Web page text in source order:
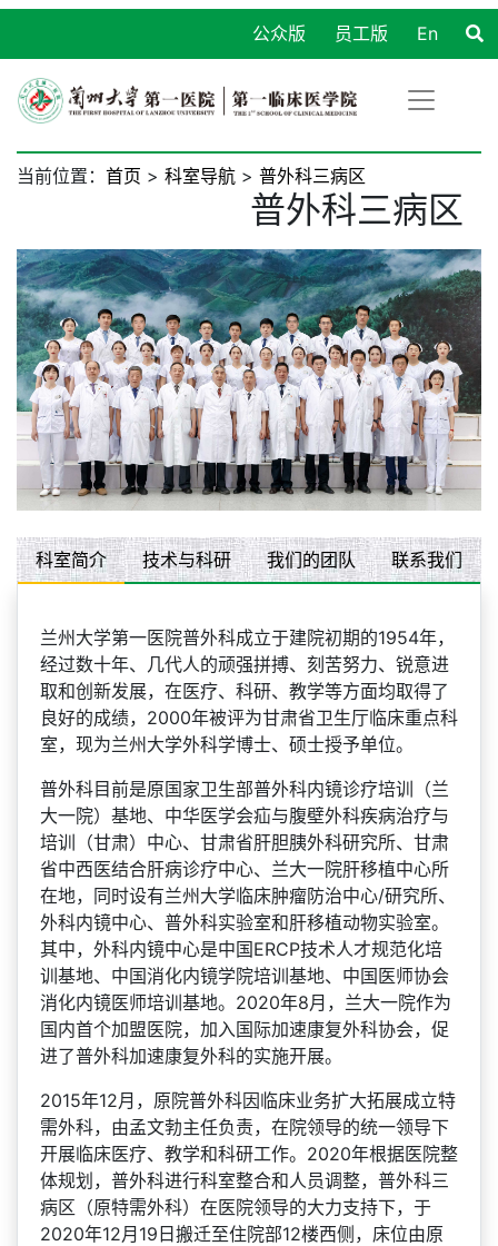
En
员工版
公众版
当前位置： 首页 > 科室导航 > 普外科三病区
普外科三病区
科室简介 技术与科研 我们的团队 联系我们
兰州大学第一医院普外科成立于建院初期的1954年，
经过数十年、几代人的顽强拼搏、刻苦努力、锐意进
取和创新发展，在医疗、科研、教学等方面均取得了
良好的成绩，2000年被评为甘肃省卫生厅临床重点科
室，现为兰州大学外科学博士、硕士授予单位。
普外科目前是原国家卫生部普外科内镜诊疗培训（兰
大一院）基地、中华医学会疝与腹壁外科疾病治疗与
培训（甘肃）中心、甘肃省肝胆胰外科研究所、甘肃
省中西医结合肝病诊疗中心、兰大一院肝移植中心所
在地，同时设有兰州大学临床肿瘤防治中心/研究所、
外科内镜中心、普外科实验室和肝移植动物实验室。
其中，外科内镜中心是中国ERCP技术人才规范化培
训基地、中国消化内镜学院培训基地、中国医师协会
消化内镜医师培训基地。2020年8月，兰大一院作为
国内首个加盟医院，加入国际加速康复外科协会，促
进了普外科加速康复外科的实施开展。
2015年12月，原院普外科因临床业务扩大拓展成立特
需外科，由孟文勃主任负责，在院领导的统一领导下
开展临床医疗、教学和科研工作。2020年根据医院整
体规划，普外科进行科室整合和人员调整，普外科三
病区（原特需外科）在医院领导的大力支持下，于
2020年12月19日搬迁至住院部12楼西侧，床位由原